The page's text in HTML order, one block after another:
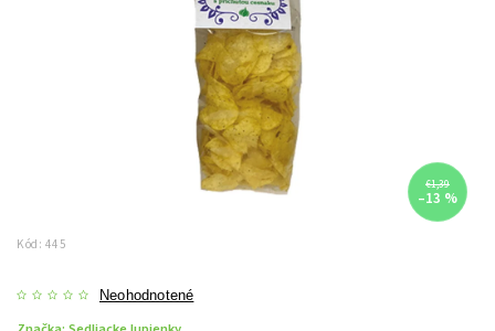
€1,39
–13 %
Kód: 445
Neohodnotené